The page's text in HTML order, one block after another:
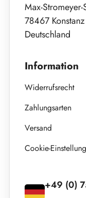
Max-Stromeyer-
78467 Konstanz
Deutschland
Information
Widerrufsrecht
Zahlungsarten
Versand
Cookie-
+49 (0)